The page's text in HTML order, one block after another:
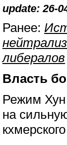
update: 26-
Ранее:
либералов
Власть
Режим Хун
на